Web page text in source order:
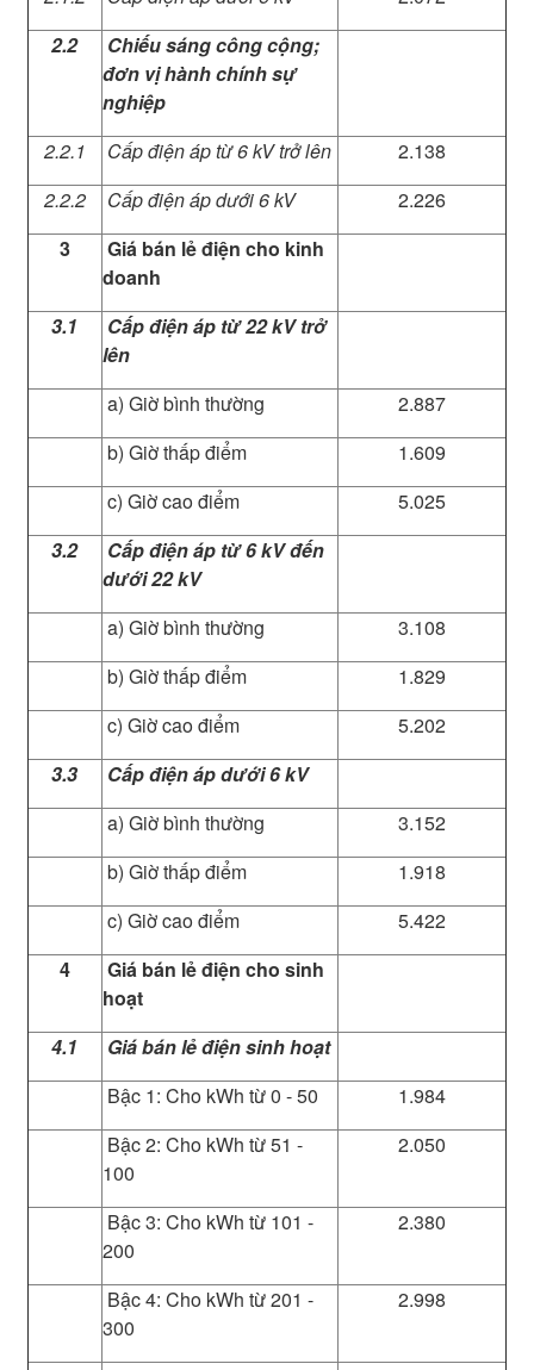
2.2
Chiếu sáng công cộng;
đơn vị hành chính sự
nghiệp
2.2.1
Cấp điện áp từ 6 kV trở lên
2.138
2.2.2
Cấp điện áp dưới 6 kV
2.226
3
Giá bán lẻ điện cho kinh
doanh
3.1
Cấp điện áp từ 22 kV trở
lên
a) Giờ bình thường
2.887
b) Giờ thấp điểm
1.609
c) Giờ cao điểm
5.025
3.2
Cấp điện áp từ 6 kV đến
dưới 22 kV
a) Giờ bình thường
3.108
b) Giờ thấp điểm
1.829
c) Giờ cao điểm
5.202
3.3
Cấp điện áp dưới 6 kV
a) Giờ bình thường
3.152
b) Giờ thấp điểm
1.918
c) Giờ cao điểm
5.422
4
Giá bán lẻ điện cho sinh
hoạt
4.1
Giá bán lẻ điện sinh hoạt
Bậc 1: Cho kWh từ 0 - 50
1.984
Bậc 2: Cho kWh từ 51 -
100
2.050
Bậc 3: Cho kWh từ 101 -
200
2.380
Bậc 4: Cho kWh từ 201 -
300
2.998